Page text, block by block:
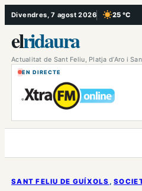
Vés
al
contingut
Divendres, 7 agost 2026 25 °C
, Cel serè
elridaura
Actualitat de Sant Feliu, Platja d’Aro i
EN DIRECTE
SANT FELIU DE GUÍXOLS ,